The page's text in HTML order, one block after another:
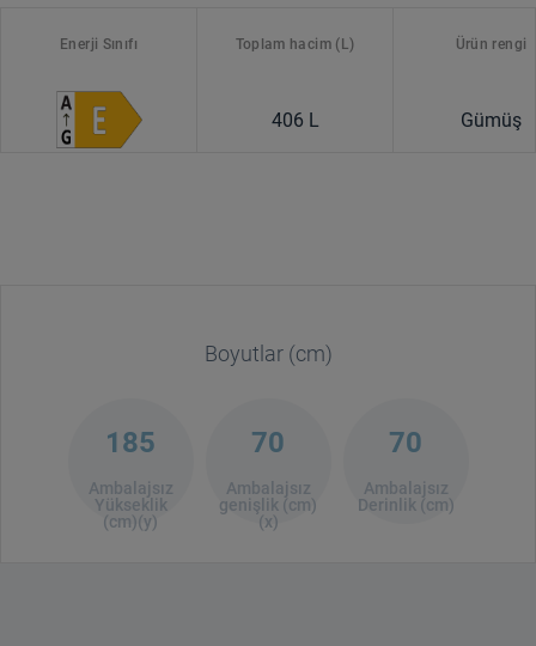
Enerji Sınıfı Toplam hacim (L)
406 L
Ürün rengi
Gümüş
Boyutlar (cm)
185
Ambalajsız
Yükseklik
(cm)(y)
70
Ambalajsız
genişlik (cm)
(x)
70
Ambalajsız
Derinlik (cm)